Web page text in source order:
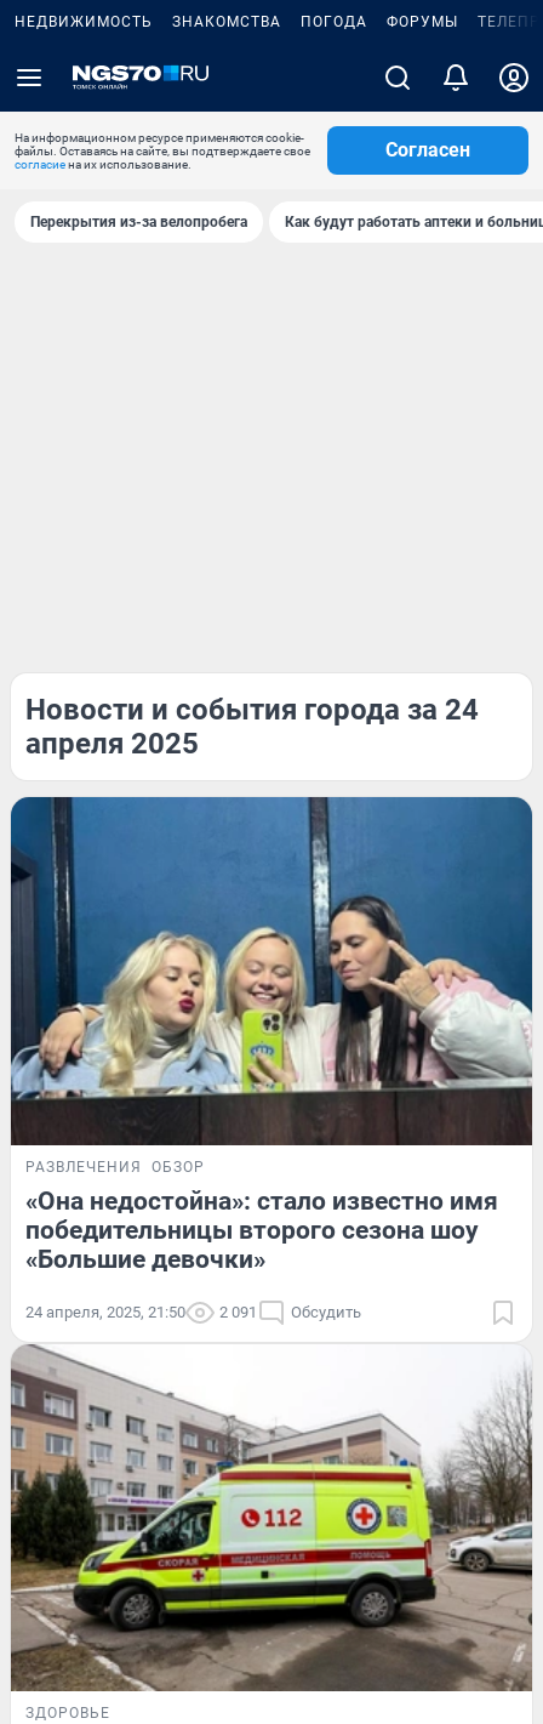
НЕДВИЖИМОСТЬ ЗНАКОМСТВА ПОГОДА ФОРУМЫ
На информационном ресурсе применяются cookie-
файлы. Оставаясь на сайте, вы подтверждаете свое
согласиена их использование.
Согласен
Перекрытия из-за велопробега Как будут работать аптеки и
Новости и события города за 24
апреля 2025
РАЗВЛЕЧЕНИЯ ОБЗОР
«Она недостойна»: стало известно имя
победительницы второго сезона шоу
«Большие девочки»
24 апреля, 2025, 21:50 2 091 Обсудить
ЗДОРОВЬЕ